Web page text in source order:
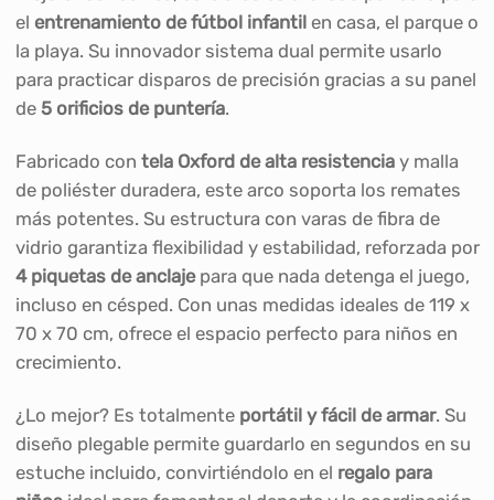
el entrenamiento de fútbol infantilen casa, el parque o
la playa. Su innovador sistema dual permite usarlo
para practicar disparos de precisión gracias a su panel
de 5 orificios de puntería.
Fabricado con tela Oxford de alta resistenciay malla
de poliéster duradera, este arco soporta los remates
más potentes. Su estructura con varas de fibra de
vidrio garantiza flexibilidad y estabilidad, reforzada por
4 piquetas de anclajepara que nada detenga el juego,
incluso en césped. Con unas medidas ideales de 119 x
70 x 70 cm, ofrece el espacio perfecto para niños en
crecimiento.
¿Lo mejor? Es totalmente portátil y fácil de armar. Su
diseño plegable permite guardarlo en segundos en su
estuche incluido, convirtiéndolo en el regalo para